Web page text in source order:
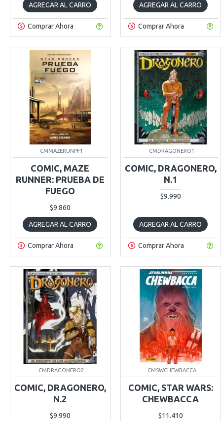
AGREGAR AL CARRO
Comprar Ahora
AGREGAR AL CARRO
Comprar Ahora
CMMAZERUNPF1
COMIC, MAZE
RUNNER: PRUEBA DE
FUEGO
$9.860
AGREGAR AL CARRO
Comprar Ahora
CMDRAGONERO1
COMIC, DRAGONERO,
N.1
$9.990
AGREGAR AL CARRO
Comprar Ahora
CMDRAGONERO2
COMIC, DRAGONERO,
N.2
$9.990
CMSWCHEWBACCA
COMIC, STAR WARS:
CHEWBACCA
$11.410